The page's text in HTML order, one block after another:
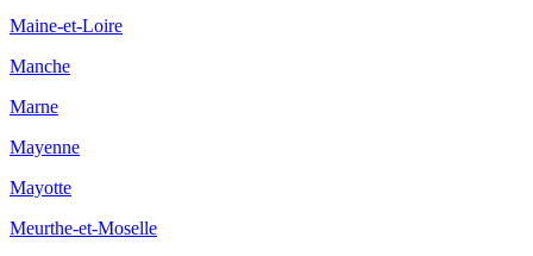
Maine-et-Loire
Manche
Marne
Mayenne
Mayotte
Meurthe-et-Moselle